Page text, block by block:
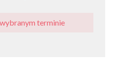
terminie